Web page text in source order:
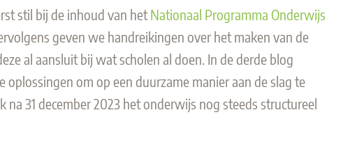
stil bij de inhoud van hetNationaal Programma Onderwijs
geven we handreikingen over het maken van de
al aansluit bij wat scholen al doen. In de derde blog
oplossingen om op een duurzame manier aan de slag te
na 31 december 2023 het onderwijs nog steeds structureel